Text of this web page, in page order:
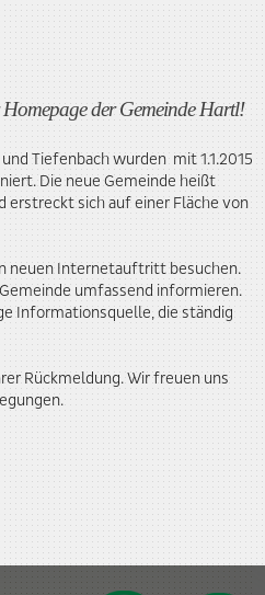
der Gemeinde Hartl!
Tiefenbach wurden mit 1.1.2015
Die neue Gemeinde heißt
erstreckt sich auf einer Fläche von
neuen Internetauftritt besuchen.
umfassend informieren.
Informationsquelle, die ständig
Rückmeldung. Wir freuen uns